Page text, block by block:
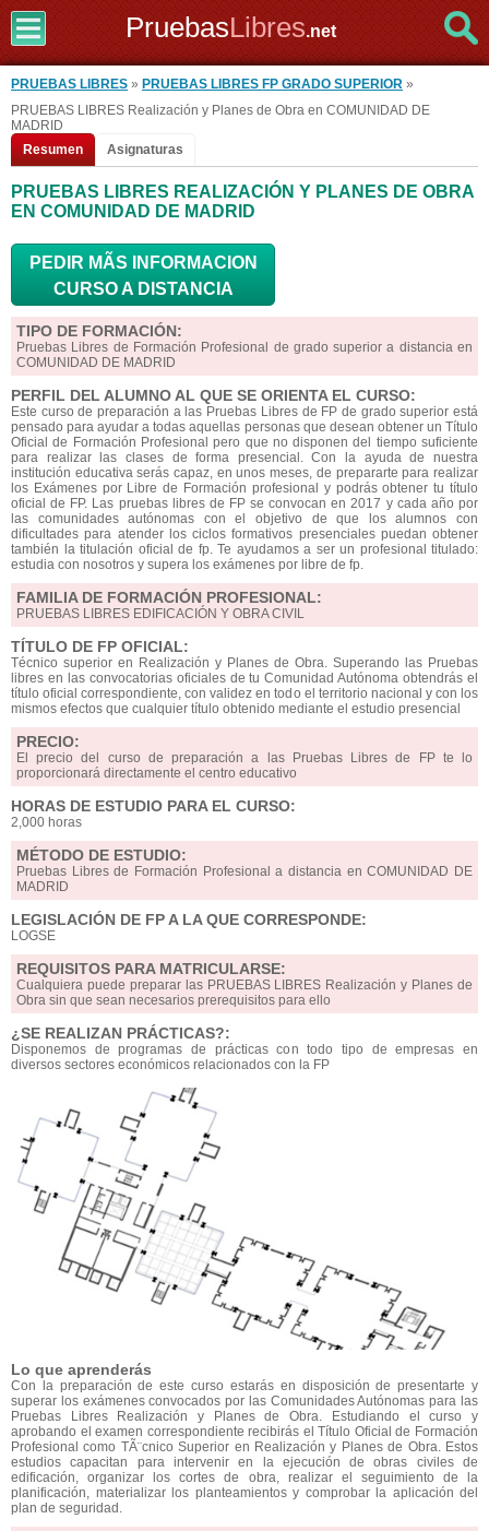
PruebasLibres.net
PRUEBAS LIBRES » PRUEBAS LIBRES FP GRADO SUPERIOR »
PRUEBAS LIBRES Realización y Planes de Obra en COMUNIDAD DE
MADRID
Resumen
Asignaturas
PRUEBAS LIBRES REALIZACIÓN Y PLANES DE OBRA
EN COMUNIDAD DE MADRID
PEDIR MÃS INFORMACION
CURSO A DISTANCIA
TIPO DE FORMACIÓN:
Pruebas Libres de Formación Profesional de grado superior a distancia en
COMUNIDAD DE MADRID
PERFIL DEL ALUMNO AL QUE SE ORIENTA EL CURSO:
Este curso de preparación a las Pruebas Libres de FP de grado superior está
pensado para ayudar a todas aquellas personas que desean obtener un Título
Oficial de Formación Profesional pero que no disponen del tiempo suficiente
para realizar las clases de forma presencial. Con la ayuda de nuestra
institución educativa serás capaz, en unos meses, de prepararte para realizar
los Exámenes por Libre de Formación profesional y podrás obtener tu título
oficial de FP. Las pruebas libres de FP se convocan en 2017 y cada año por
las comunidades autónomas con el objetivo de que los alumnos con
dificultades para atender los ciclos formativos presenciales puedan obtener
también la titulación oficial de fp. Te ayudamos a ser un profesional titulado:
estudia con nosotros y supera los exámenes por libre de fp.
FAMILIA DE FORMACIÓN PROFESIONAL:
PRUEBAS LIBRES EDIFICACIÓN Y OBRA CIVIL
TÍTULO DE FP OFICIAL:
Técnico superior en Realización y Planes de Obra. Superando las Pruebas
libres en las convocatorias oficiales de tu Comunidad Autónoma obtendrás el
título oficial correspondiente, con validez en todo el territorio nacional y con los
mismos efectos que cualquier título obtenido mediante el estudio presencial
PRECIO:
El precio del curso de preparación a las Pruebas Libres de FP te lo
proporcionará directamente el centro educativo
HORAS DE ESTUDIO PARA EL CURSO:
2,000 horas
MÉTODO DE ESTUDIO:
Pruebas Libres de Formación Profesional a distancia en COMUNIDAD DE
MADRID
LEGISLACIÓN DE FP A LA QUE CORRESPONDE:
LOGSE
REQUISITOS PARA MATRICULARSE:
Cualquiera puede preparar las PRUEBAS LIBRES Realización y Planes de
Obra sin que sean necesarios prerequisitos para ello
¿SE REALIZAN PRÁCTICAS?:
Disponemos de programas de prácticas con todo tipo de empresas en
diversos sectores económicos relacionados con la FP
Lo que aprenderás
Con la preparación de este curso estarás en disposición de presentarte y
superar los exámenes convocados por las Comunidades Autónomas para las
Pruebas Libres Realización y Planes de Obra. Estudiando el curso y
aprobando el examen correspondiente recibirás el Título Oficial de Formación
Profesional como TÃ¨cnico Superior en Realización y Planes de Obra. Estos
estudios capacitan para intervenir en la ejecución de obras civiles de
edificación, organizar los cortes de obra, realizar el seguimiento de la
planificación, materializar los planteamientos y comprobar la aplicación del
plan de seguridad.